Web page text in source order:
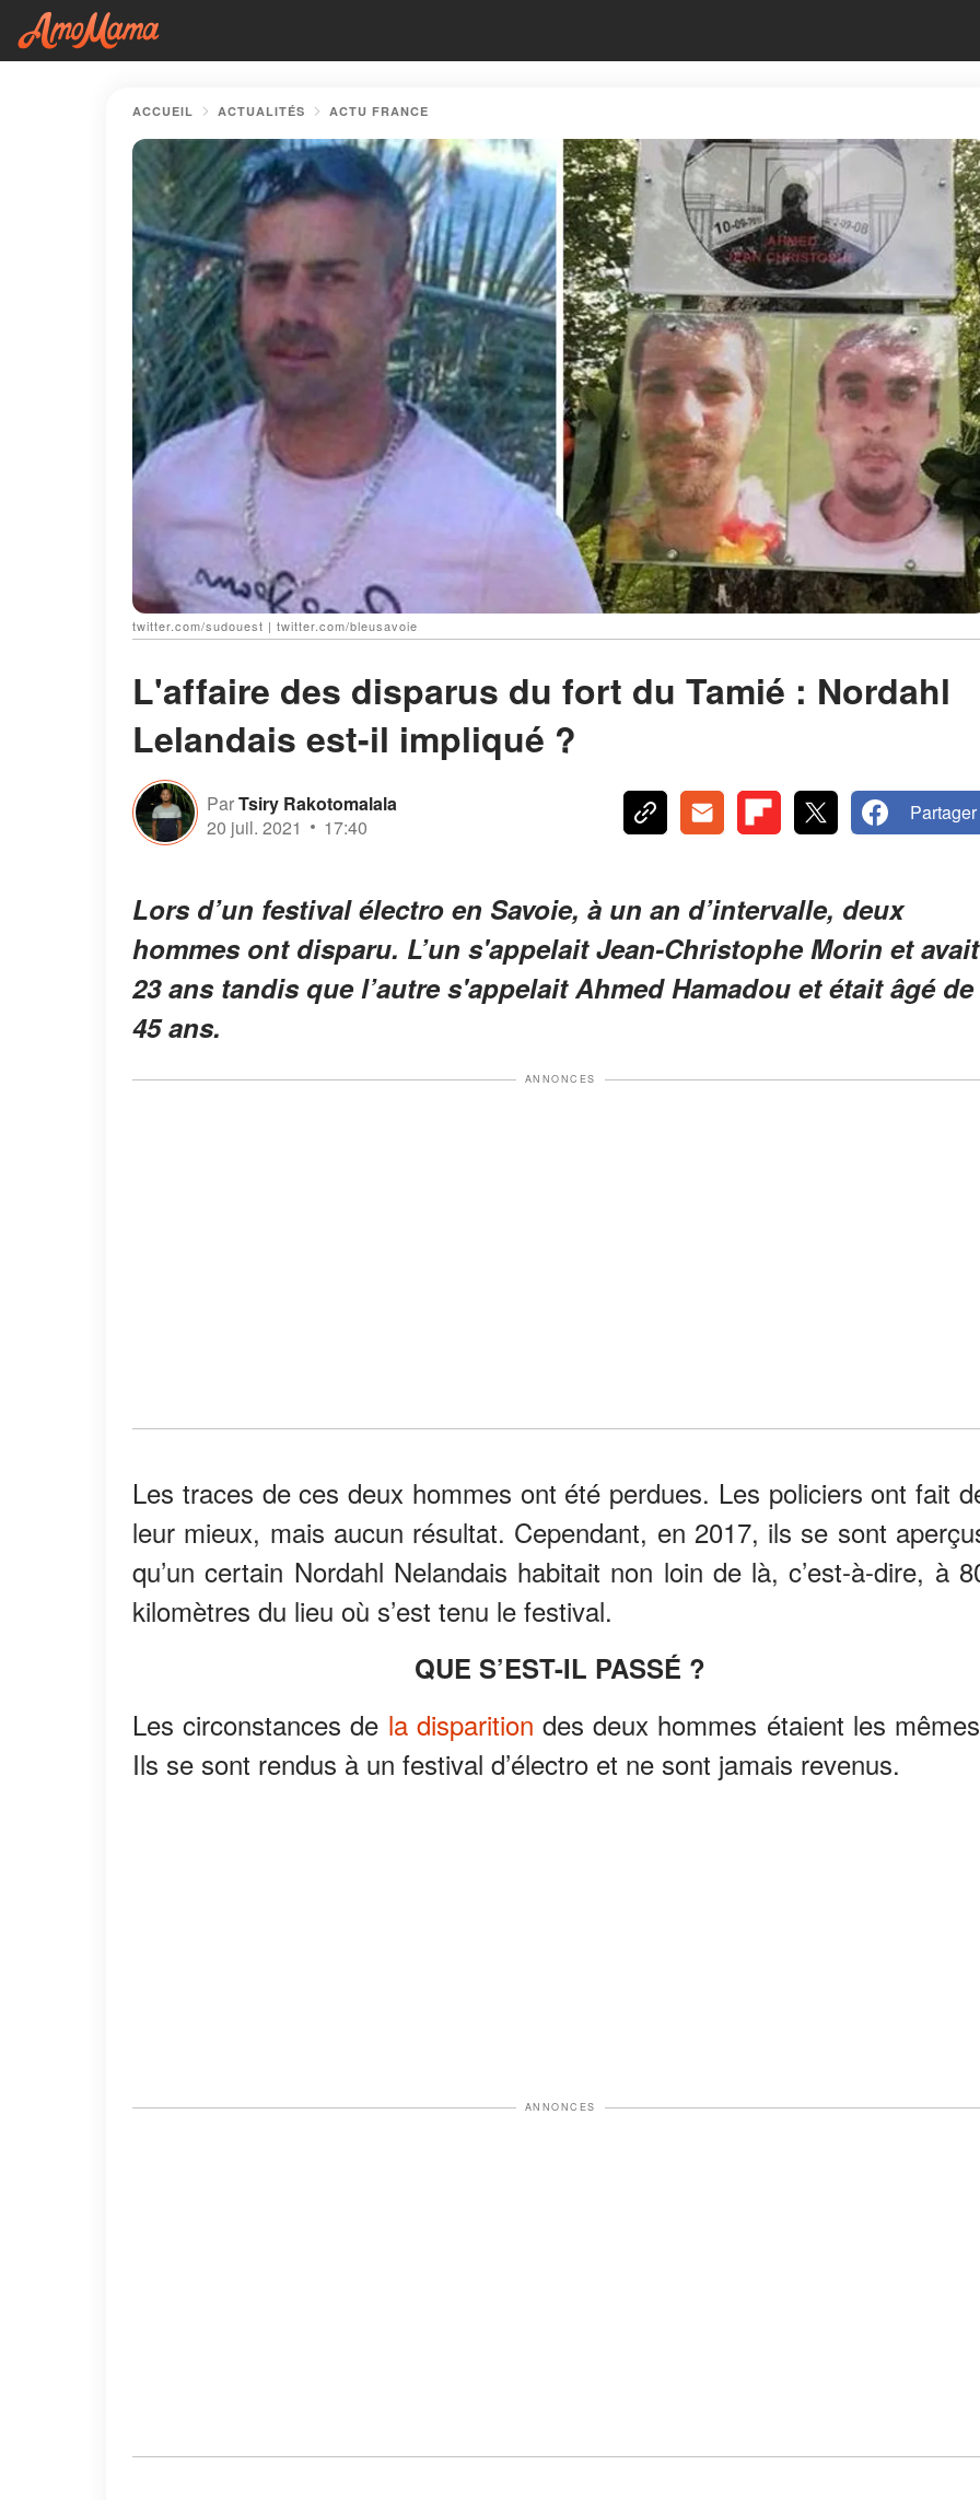
ACCUEIL ACTUALITÉS ACTU FRANCE
twitter.com/sudouest | twitter.com/bleusavoie
L'affaire des disparus du fort du Tamié : Nordahl
Lelandais est-il impliqué ?
ParTsiry Rakotomalala
20 juil. 2021
17:40
Partager
Lors d’un festival électro en Savoie, à un an d’intervalle, deux
hommes ont disparu. L’un s'appelait Jean-Christophe Morin et avait
23 ans tandis que l’autre s'appelait Ahmed Hamadou et était âgé de
45 ans.
ANNONCES
Les traces de ces deux hommes ont été perdues. Les policiers ont fait
leur mieux, mais aucun résultat. Cependant, en 2017, ils se sont
qu’un certain Nordahl Nelandais habitait non loin de là, c’est-à-dire, à
kilomètres du lieu où s’est tenu le festival.
QUE S’EST-IL PASSÉ ?
Les circonstances de la disparition des deux hommes étaient les
Ils se sont rendus à un festival d’électro et ne sont jamais revenus.
ANNONCES